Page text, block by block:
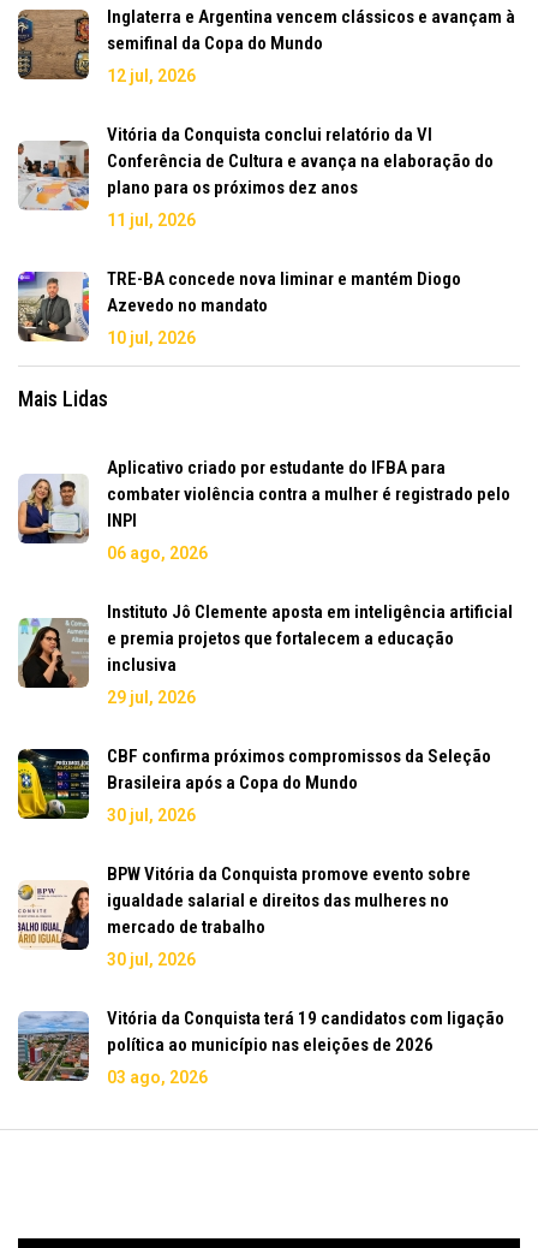
Inglaterra e Argentina vencem clássicos e avançam à
semifinal da Copa do Mundo
12 jul, 2026
Vitória da Conquista conclui relatório da VI
Conferência de Cultura e avança na elaboração do
plano para os próximos dez anos
11 jul, 2026
TRE-BA concede nova liminar e mantém Diogo
Azevedo no mandato
10 jul, 2026
Mais Lidas
Aplicativo criado por estudante do IFBA para
combater violência contra a mulher é registrado pelo
INPI
06 ago, 2026
Instituto Jô Clemente aposta em inteligência artificial
e premia projetos que fortalecem a educação
inclusiva
29 jul, 2026
CBF confirma próximos compromissos da Seleção
Brasileira após a Copa do Mundo
30 jul, 2026
BPW Vitória da Conquista promove evento sobre
igualdade salarial e direitos das mulheres no
mercado de trabalho
30 jul, 2026
Vitória da Conquista terá 19 candidatos com ligação
política ao município nas eleições de 2026
03 ago, 2026